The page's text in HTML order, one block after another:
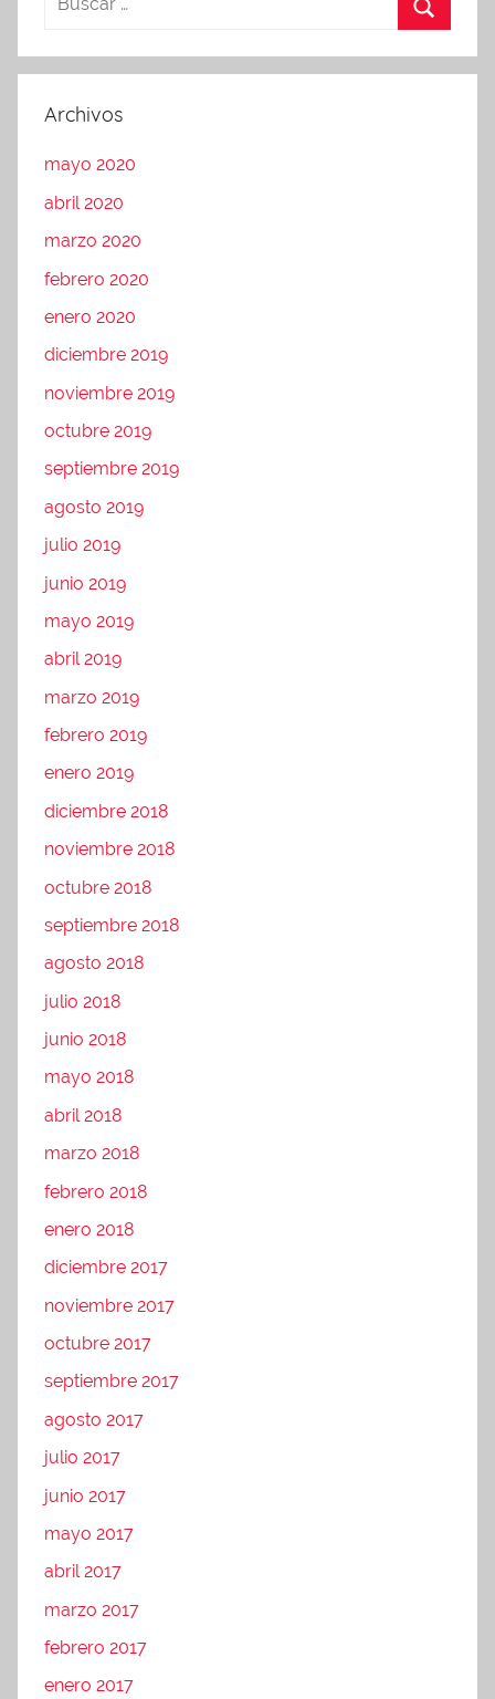
Archivos
mayo 2020
abril 2020
marzo 2020
febrero 2020
enero 2020
diciembre 2019
noviembre 2019
octubre 2019
septiembre 2019
agosto 2019
julio 2019
junio 2019
mayo 2019
abril 2019
marzo 2019
febrero 2019
enero 2019
diciembre 2018
noviembre 2018
octubre 2018
septiembre 2018
agosto 2018
julio 2018
junio 2018
mayo 2018
abril 2018
marzo 2018
febrero 2018
enero 2018
diciembre 2017
noviembre 2017
octubre 2017
septiembre 2017
agosto 2017
julio 2017
junio 2017
mayo 2017
abril 2017
marzo 2017
febrero 2017
enero 2017